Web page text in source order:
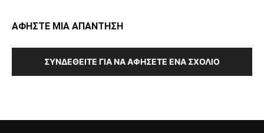
ΑΦΗΣΤΕ ΜΙΑ ΑΠΑΝΤΗΣΗ
ΣΥΝΔΕΘΕΊΤΕ ΓΙΑ ΝΑ ΑΦΉΣΕΤΕ ΈΝΑ ΣΧΌΛΙΟ